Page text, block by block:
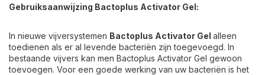
Gebruiksaanwijzing Bactoplus Activator Gel:
In nieuwe vijversystemen Bactoplus Activator Gel alleen
toedienen als er al levende bacteriën zijn toegevoegd. In
bestaande vijvers kan men Bactoplus Activator Gel gewoon
toevoegen. Voor een goede werking van uw bacteriën is het